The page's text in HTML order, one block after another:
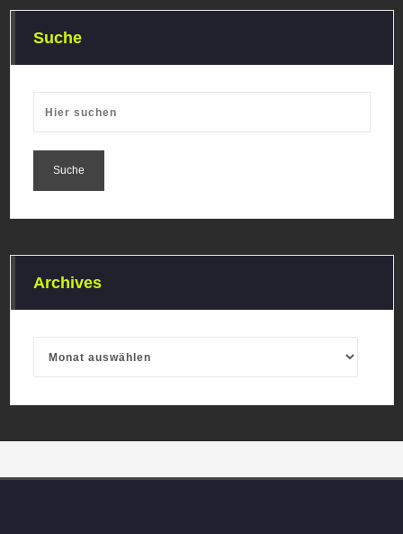
Suche
Archives